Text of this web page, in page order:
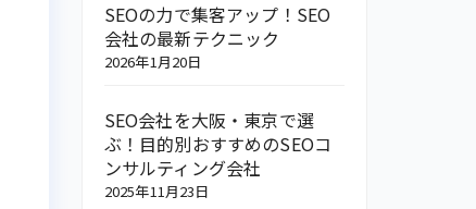
SEOの力で集客アップ！SEO
会社の最新テクニック
2026年1月20日
SEO会社を大阪・東京で選
ぶ！目的別おすすめのSEOコ
ンサルティング会社
2025年11月23日